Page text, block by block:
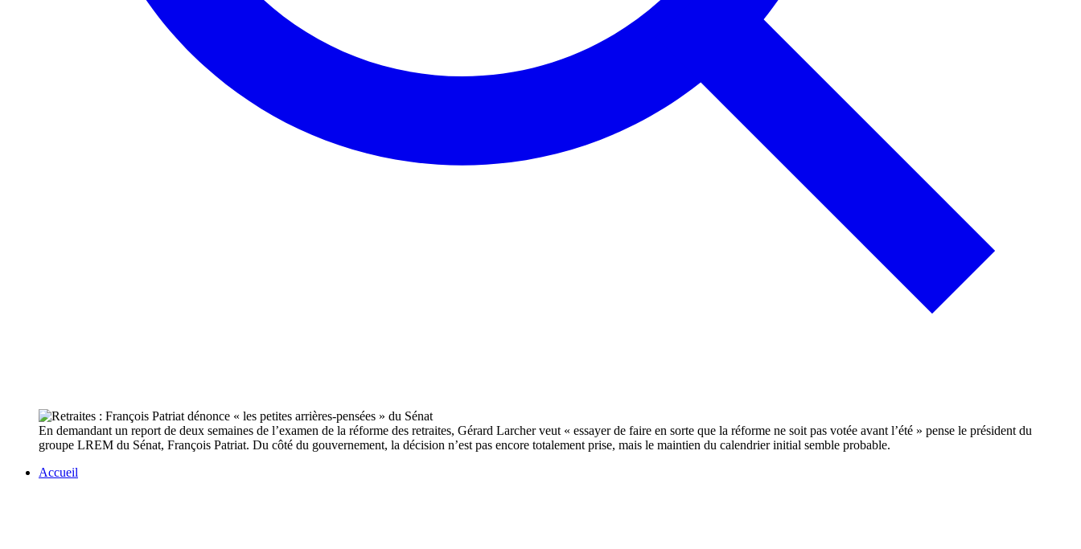
En demandant un report de deux semaines de l’examen de la réforme des retraites, Gérard Larcher veut « essayer de faire en sorte que la réforme ne soit pas votée avant l’été » pense le président du
groupe LREM du Sénat, François Patriat. Du côté du gouvernement, la décision n’est pas encore totalement prise, mais le maintien du calendrier initial semble probable.
Accueil